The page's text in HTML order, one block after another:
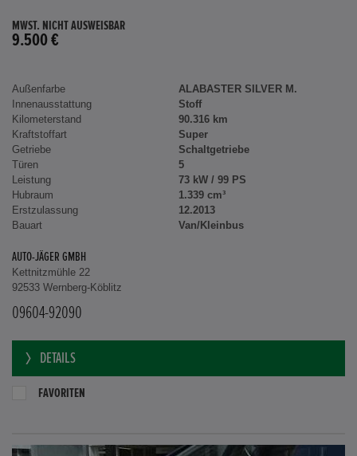
MWST. NICHT AUSWEISBAR
9.500 €
Außenfarbe
ALABASTER SILVER M.
Innenausstattung
Stoff
Kilometerstand
90.316 km
Kraftstoffart
Super
Getriebe
Schaltgetriebe
Türen
5
Leistung
73 kW / 99 PS
Hubraum
1.339 cm³
Erstzulassung
12.2013
Bauart
Van/Kleinbus
AUTO-JÄGER GMBH
Kettnitzmühle 22
92533 Wernberg-Köblitz
09604-92090
DETAILS
FAVORITEN